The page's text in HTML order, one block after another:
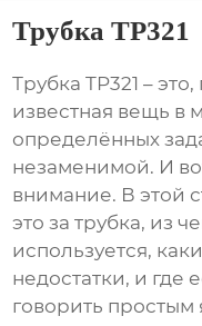
Трубка TP321
Трубка TP321 –
известная вещь в
определённых
незаменимой. И
внимание. В этой
это за трубка, из
используется,
недостатки, и
говорить